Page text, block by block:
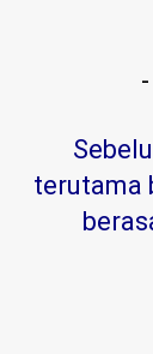
-
terutama